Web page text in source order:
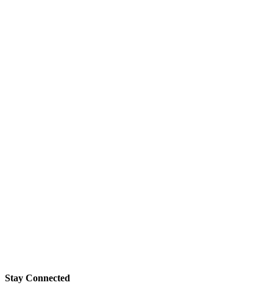
Stay Connected